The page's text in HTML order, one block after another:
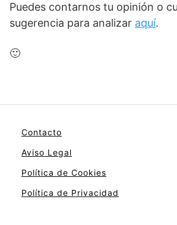
Puedes contarnos tu opinión o
sugerencia para analizar aquí.
🙂
Contacto
Aviso Legal
Política de Cookies
Política de Privacidad